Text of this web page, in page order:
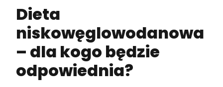
Dieta
niskowęglowodanowa
– dla kogo będzie
odpowiednia?